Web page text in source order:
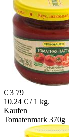
€ 3 79
10.24 € / 1 kg.
Kaufen
Tomatenmark 370g